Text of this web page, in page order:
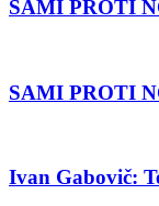
SAMI PROTI
SAMI PROTI
Ivan Gabovič: